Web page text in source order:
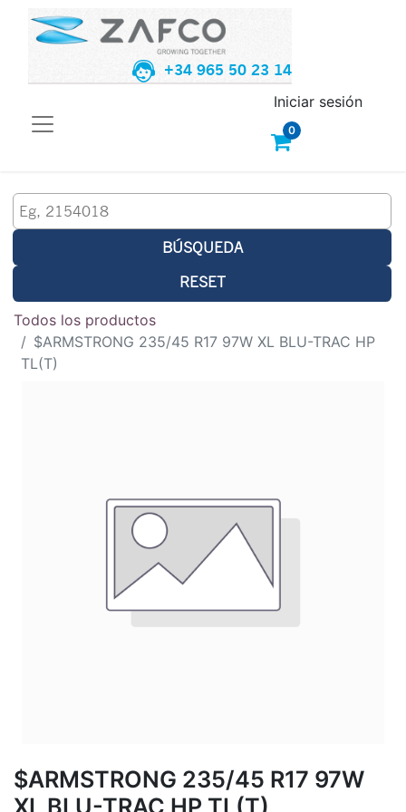
+34 965 50 23 14
0
Iniciar sesión
BÚSQUEDA
RESET
Todos los productos
$ARMSTRONG 235/45 R17 97W XL BLU-TRAC HP
TL(T)
$ARMSTRONG 235/45 R17 97W
XL BLU-TRAC HP TL(T)